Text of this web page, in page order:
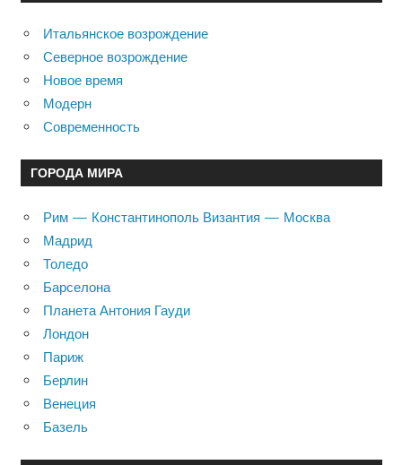
Итальянское возрождение
Северное возрождение
Новое время
Модерн
Современность
ГОРОДА МИРА
Рим — Константинополь Византия — Москва
Мадрид
Толедо
Барселона
Планета Антония Гауди
Лондон
Париж
Берлин
Венеция
Базель